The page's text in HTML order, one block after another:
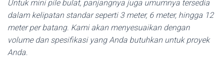
Untuk mini pile bulat, panjangnya juga umumnya tersedia
dalam kelipatan standar seperti 3 meter, 6 meter, hingga 12
meter per batang. Kami akan menyesuaikan dengan
volume dan spesifikasi yang Anda butuhkan untuk proyek
Anda.